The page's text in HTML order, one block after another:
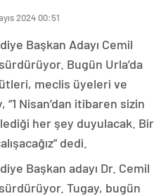
2024 00:51
Başkan Adayı Cemil
Bugün Urla’da
meclis üyeleri ve
Nisan’dan itibaren sizin
her şey duyulacak. Bir
dedi.
Başkan adayı Dr. Cemil
Tugay, bugün